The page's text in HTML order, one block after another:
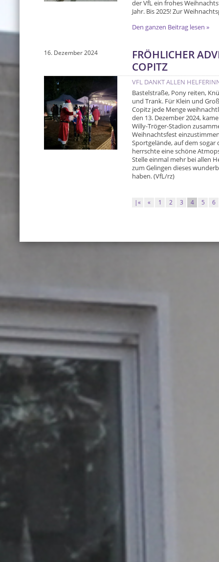
der VfL ein frohes
Jahr. Bis 2025! Zur
Den ganzen Beitrag lesen »
FRÖHLICHER
COPITZ
16. Dezember 2024
VFL DANKT ALLEN
Bastelstraße, Pony reiten,
und Trank. Für Klein und
Copitz jede Menge
den 13. Dezember 2024,
Willy-Tröger-Stadion
Weihnachtsfest
Sportgelände, auf dem
herrschte eine schöne
Stelle einmal mehr bei allen
zum Gelingen dieses
haben. (VfL/rz)
|« « 1 2 3 4 5 6